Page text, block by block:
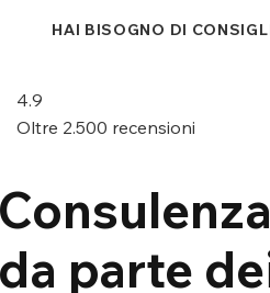
HAI BISOGNO DI
4.9
Oltre 2.500 recensioni
da parte